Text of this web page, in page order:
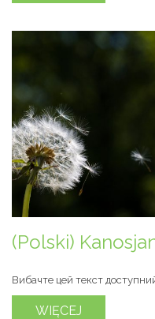
(Polski)
Вибачте цей текст доступний
WIĘCEJ